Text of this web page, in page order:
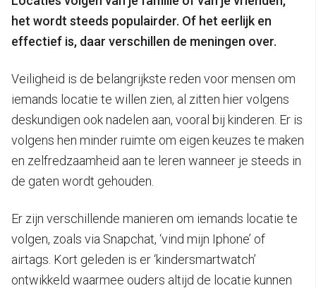
het wordt steeds populairder. Of het eerlijk en
effectief is, daar verschillen de meningen over.
Veiligheid is de belangrijkste reden voor mensen om
iemands locatie te willen zien, al zitten hier volgens
deskundigen ook nadelen aan, vooral bij kinderen. Er is
volgens hen minder ruimte om eigen keuzes te maken
en zelfredzaamheid aan te leren wanneer je steeds in
de gaten wordt gehouden.
Er zijn verschillende manieren om iemands locatie te
volgen, zoals via Snapchat, ‘vind mijn Iphone’ of
airtags. Kort geleden is er ‘kindersmartwatch’
ontwikkeld waarmee ouders altijd de locatie kunnen